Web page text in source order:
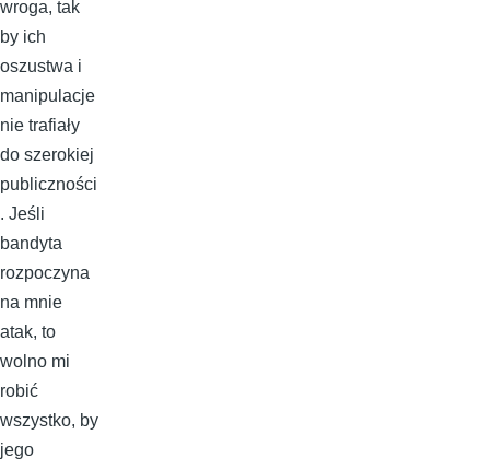
wroga, tak
by ich
oszustwa i
manipulacje
nie trafiały
do szerokiej
publiczności
. Jeśli
bandyta
rozpoczyna
na mnie
atak, to
wolno mi
robić
wszystko, by
jego